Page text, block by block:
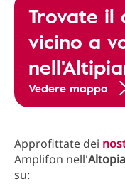
Trovate il
vicino a
Vedere mappa
Approfittate dei
Amplifon nell'
su: